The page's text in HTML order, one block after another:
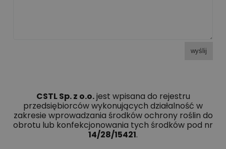
wyślij
CSTL Sp. z o.o.jest wpisana do rejestru
przedsiębiorców wykonujących działalność w
zakresie wprowadzania środków ochrony roślin do
obrotu lub konfekcjonowania tych środków pod nr
14/28/15421.